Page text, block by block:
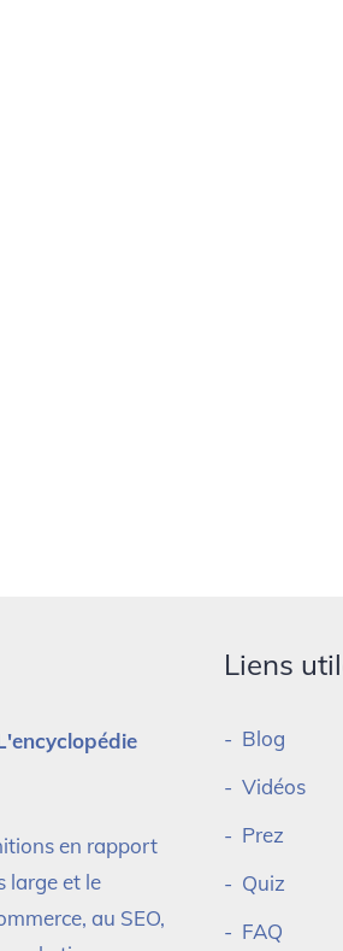
en rapport
large et le
au SEO,
Liens
Blog
Vidéos
Prez
Quiz
FAQ